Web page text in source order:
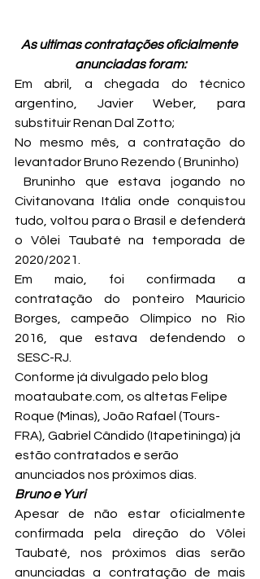
As ultimas contratações oficialmente
anunciadas foram:
Em abril, a chegada do técnico
argentino, Javier Weber, para
substituir Renan Dal Zotto;
No mesmo mês, a contratação do
levantador Bruno Rezendo ( Bruninho)
Bruninho que estava jogando no
Civitanovana Itália onde conquistou
tudo, voltou para o Brasil e defenderá
o Vôlei Taubaté na temporada de
2020/2021.
Em maio, foi confirmada a
contratação do ponteiro Mauricio
Borges, campeão Olímpico no Rio
2016, que estava defendendo o
SESC-RJ.
Conforme já divulgado pelo blog
moataubate.com, os altetas Felipe
Roque (Minas), João Rafael (Tours-
FRA), Gabriel Cândido (Itapetininga) já
estão contratados e serão
anunciados nos próximos dias.
Bruno e Yuri
Apesar de não estar oficialmente
confirmada pela direção do Vôlei
Taubaté, nos próximos dias serão
anunciadas a contratação de mais